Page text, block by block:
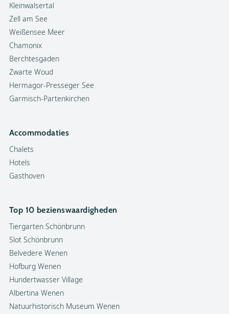
Kleinwalsertal
Zell am See
Weißensee Meer
Chamonix
Berchtesgaden
Zwarte Woud
Hermagor-Presseger See
Garmisch-Partenkirchen
Accommodaties
Chalets
Hotels
Gasthoven
Top 10 bezienswaardigheden
Tiergarten Schönbrunn
Slot Schönbrunn
Belvedere Wenen
Hofburg Wenen
Hundertwasser Village
Albertina Wenen
Natuurhistorisch Museum Wenen